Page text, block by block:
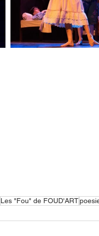
Les "Fou" de FOUD'ART